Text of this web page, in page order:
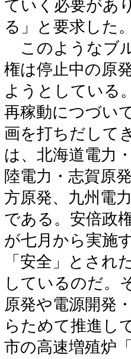
ていく必要があ
る」と要求した
このようなブ
権は停止中の原
ようとしている
再稼動につづい
画を打ちだして
は、北海道電力
陸電力・志賀原
方原発、九州電
である。安倍政
が七月から実施
「安全」とされ
しているのだ。
原発や電源開発
らためて推進し
市の高速増殖炉